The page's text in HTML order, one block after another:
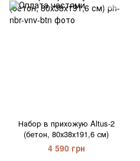
Набор в прихожую Altus-2
(бетон, 80х38х191,6 см)
4 590 грн